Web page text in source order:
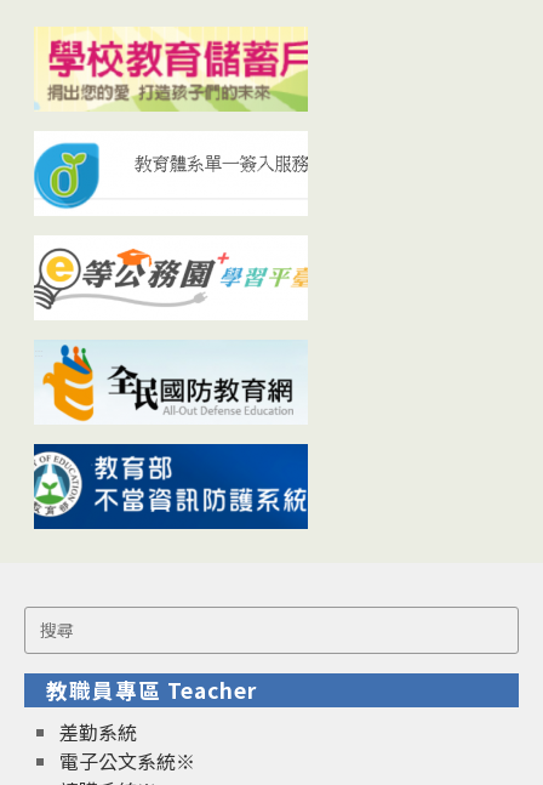
Search
for:
教職員專區 Teacher
差勤系統
電子公文系統※